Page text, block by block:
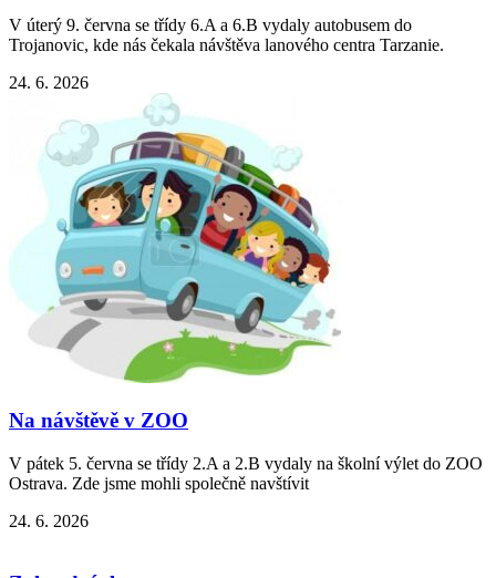
V úterý 9. června se třídy 6.A a 6.B vydaly autobusem do
Trojanovic, kde nás čekala návštěva lanového centra Tarzanie.
24. 6. 2026
Na návštěvě v ZOO
V pátek 5. června se třídy 2.A a 2.B vydaly na školní výlet do ZOO
Ostrava. Zde jsme mohli společně navštívit
24. 6. 2026